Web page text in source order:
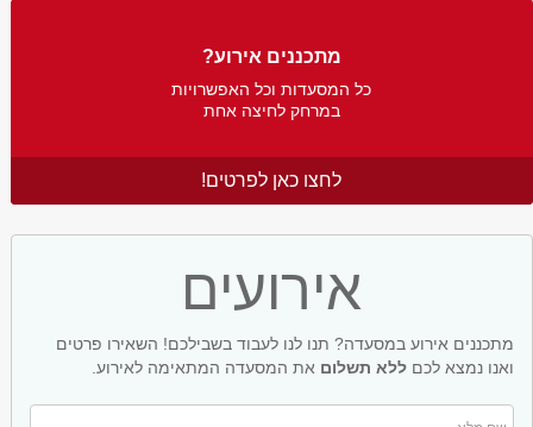
מתכננים אירוע?
כל המסעדות וכל האפשרויות
במרחק לחיצה אחת
לחצו כאן לפרטים!
אירועים
מתכננים אירוע במסעדה? תנו לנו לעבוד בשבילכם! השאירו פרטים
ואנו נמצא לכם ללא תשלום את המסעדה המתאימה לאירוע.